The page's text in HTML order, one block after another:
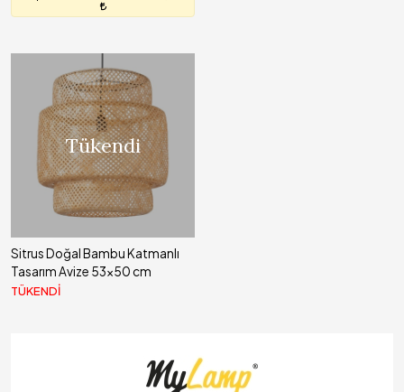
Tükendi
Sitrus Doğal Bambu Katmanlı
Tasarım Avize 53x50 cm
TÜKENDİ